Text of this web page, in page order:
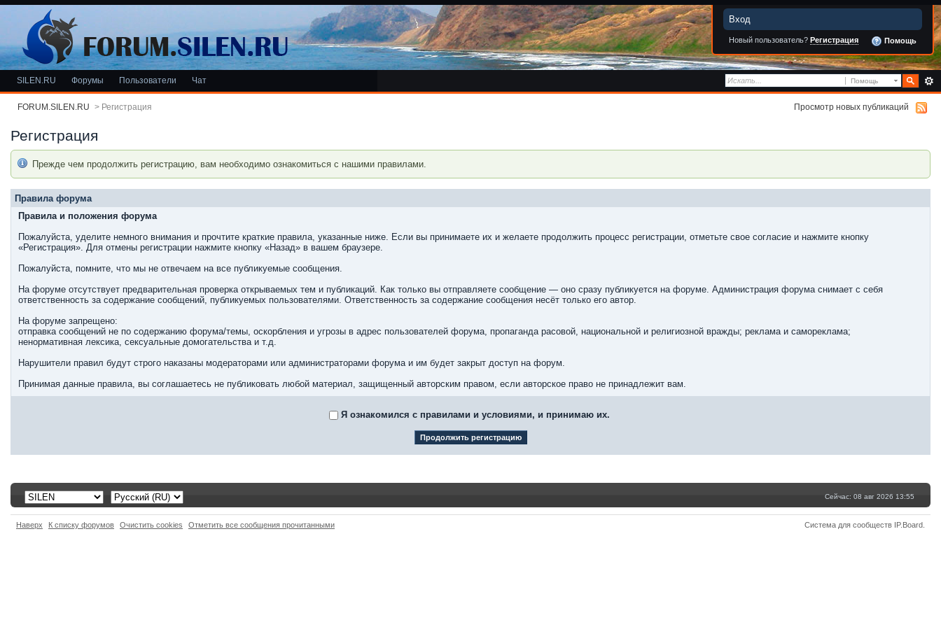
Вход
Новый пользователь? Регистрация Помощь
Помощь
SILEN.RU Форумы Пользователи Чат
FORUM.SILEN.RU > Регистрация Просмотр новых публикаций
Регистрация
Прежде чем продолжить регистрацию, вам необходимо ознакомиться с нашими правилами.
Правила форума
Правила и положения форума
Пожалуйста, уделите немного внимания и прочтите краткие правила, указанные ниже. Если вы принимаете их и желаете продолжить процесс регистрации, отметьте свое согласие и нажмите кнопку
«Регистрация». Для отмены регистрации нажмите кнопку «Назад» в вашем браузере.
Пожалуйста, помните, что мы не отвечаем на все публикуемые сообщения.
На форуме отсутствует предварительная проверка открываемых тем и публикаций. Как только вы отправляете сообщение — оно сразу публикуется на форуме. Администрация форума снимает с себя
ответственность за содержание сообщений, публикуемых пользователями. Ответственность за содержание сообщения несёт только его автор.
На форуме запрещено:
отправка сообщений не по содержанию форума/темы, оскорбления и угрозы в адрес пользователей форума, пропаганда расовой, национальной и религиозной вражды; реклама и самореклама;
ненормативная лексика, сексуальные домогательства и т.д.
Нарушители правил будут строго наказаны модераторами или администраторами форума и им будет закрыт доступ на форум.
Принимая данные правила, вы соглашаетесь не публиковать любой материал, защищенный авторским правом, если авторское право не принадлежит вам.
Я ознакомился с правилами и условиями, и принимаю их.
Сейчас: 08 авг 2026 13:55
Наверх К списку форумов Очистить cookies Отметить все сообщения прочитанными Система для сообществ IP.Board